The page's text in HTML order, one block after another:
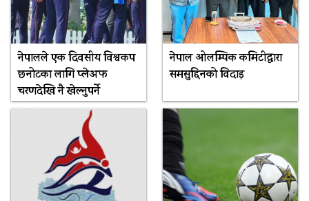
नेपालले एक दिवसीय विश्वकप
छनोटका लागि प्लेअफ
चरणदेखि नै खेल्नुपर्ने
नेपाल ओलम्पिक कमिटीद्वारा
समसुद्दिनको विदाइ